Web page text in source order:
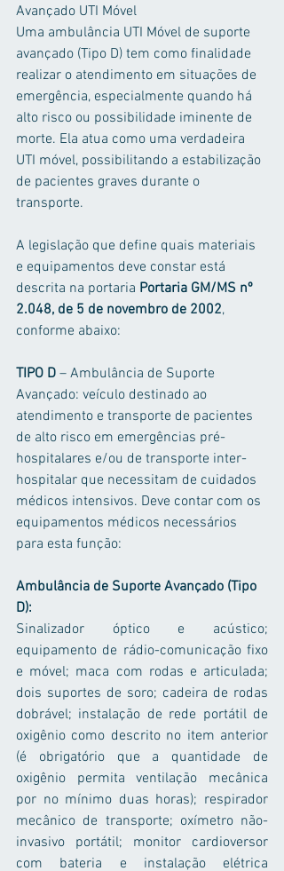
Avançado UTI Móvel
Uma ambulância UTI Móvel de suporte
avançado (Tipo D) tem como finalidade
realizar o atendimento em situações de
emergência, especialmente quando há
alto risco ou possibilidade iminente de
morte. Ela atua como uma verdadeira
UTI móvel, possibilitando a estabilização
de pacientes graves durante o
transporte.
A legislação que define quais materiais
e equipamentos deve constar está
descrita na portaria Portaria GM/MS nº
2.048, de 5 de novembro de 2002,
conforme abaixo:
TIPO D – Ambulância de Suporte
Avançado: veículo destinado ao
atendimento e transporte de pacientes
de alto risco em emergências pré-
hospitalares e/ou de transporte inter-
hospitalar que necessitam de cuidados
médicos intensivos. Deve contar com os
equipamentos médicos necessários
para esta função:
Ambulância de Suporte Avançado (Tipo
D):
Sinalizador óptico e acústico;
equipamento de rádio-comunicação fixo
e móvel; maca com rodas e articulada;
dois suportes de soro; cadeira de rodas
dobrável; instalação de rede portátil de
oxigênio como descrito no item anterior
(é obrigatório que a quantidade de
oxigênio permita ventilação mecânica
por no mínimo duas horas); respirador
mecânico de transporte; oxímetro não-
invasivo portátil; monitor cardioversor
com bateria e instalação elétrica